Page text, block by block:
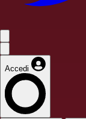
Accedi